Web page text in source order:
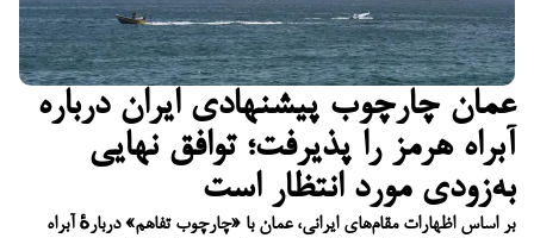
عمان چارچوب پیشنهادی ایران درباره
آبراه هرمز را پذیرفت؛ توافق نهایی
به‌زودی مورد انتظار است
بر اساس اظهارات مقام‌های ایرانی، عمان با «چارچوب تفاهم» دربارهٔ آبراه